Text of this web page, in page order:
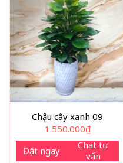
Chậu cây xanh 09
1.550.000₫
Đặt ngay
Chat tư
vấn